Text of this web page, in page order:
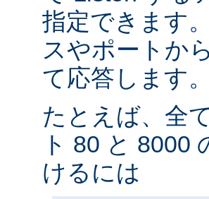
指定できます
スやポートか
て応答します。
たとえば、全
ト 80 と 8000
けるには